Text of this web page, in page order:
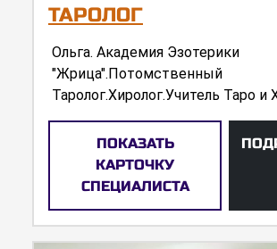
ТАРОЛОГ
Ольга. Академия Эзотерики
"Жрица".Потомственный
Таролог.Хиролог.Учитель Таро и
ПОКАЗАТЬ
КАРТОЧКУ
СПЕЦИАЛИСТА